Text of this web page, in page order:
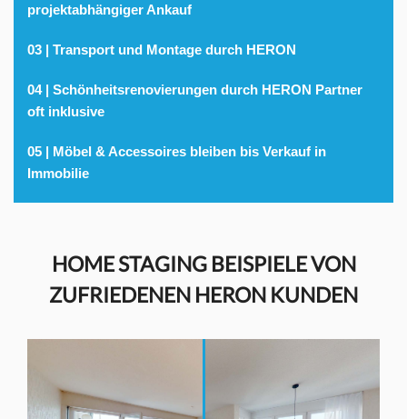
projektabhängiger Ankauf
03 | Transport und Montage durch HERON
04 | Schönheitsrenovierungen durch HERON Partner
oft inklusive
05 | Möbel & Accessoires bleiben bis Verkauf in
Immobilie
HOME STAGING BEISPIELE VON
ZUFRIEDENEN HERON KUNDEN